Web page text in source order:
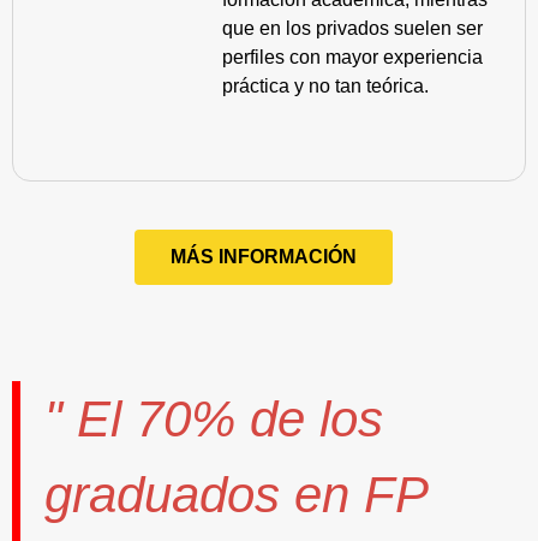
que en los privados suelen ser
perfiles con mayor experiencia
práctica y no tan teórica.
MÁS INFORMACIÓN
" El 70% de los
graduados en FP